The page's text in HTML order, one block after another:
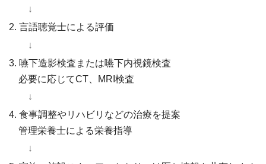
言語聴覚士による評価
嚥下造影検査または嚥下内視鏡検査
必要に応じてCT、MRI検査
食事調整やリハビリなどの治療を提案
管理栄養士による栄養指導